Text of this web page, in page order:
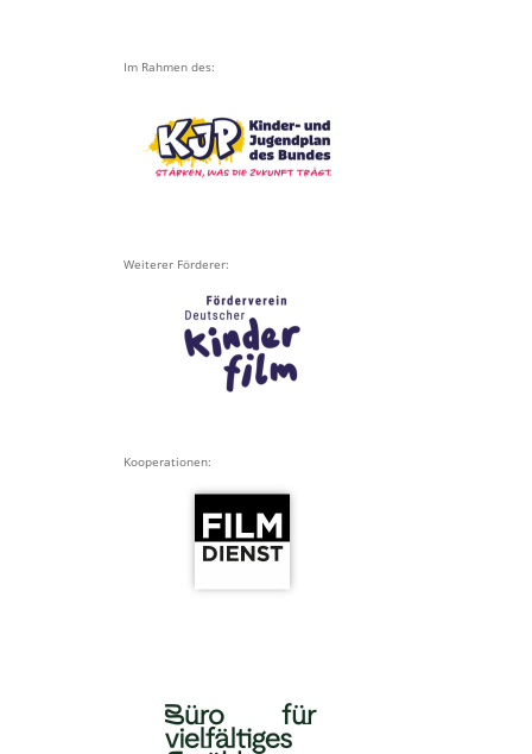
Im Rahmen des:
Weiterer Förderer:
Kooperationen: